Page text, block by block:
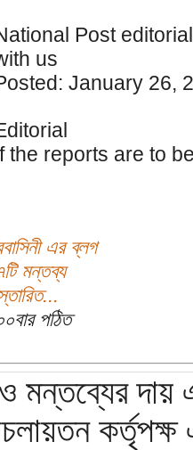
Post
us
January 26,
the reports are to
এর ব্লগ
মন্তব্য
পঠিত
মন্তব্যের দায়